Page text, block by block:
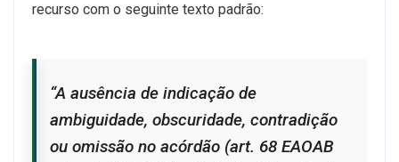
recurso com o seguinte texto padrão:
“A ausência de indicação de
ambiguidade, obscuridade, contradição
ou omissão no acórdão (art. 68 EAOAB